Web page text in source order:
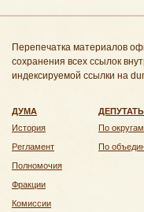
Перепечатка материалов
сохранения всех ссылок
индексируемой ссылки на
ДУМА
История
Регламент
Полномочия
Фракции
Комиссии
По округам
По